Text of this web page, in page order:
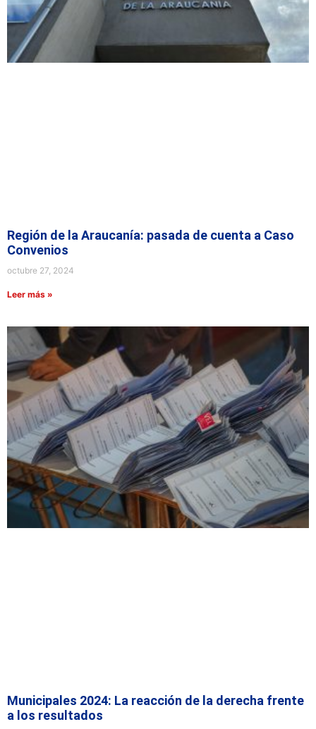
Región de la Araucanía: pasada de cuenta a Caso
Convenios
octubre 27, 2024
Leer más »
Municipales 2024: La reacción de la derecha frente
a los resultados